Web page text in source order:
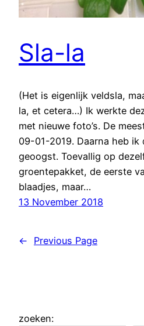
Sla-la
(Het is eigenlijk veldsla,
la, et cetera…) Ik werkte
met nieuwe foto’s. De
09-01-2019. Daarna heb
geoogst. Toevallig op
groentepakket, de eerste
blaadjes, maar…
13 November 2018
← Previous Page
zoeken: